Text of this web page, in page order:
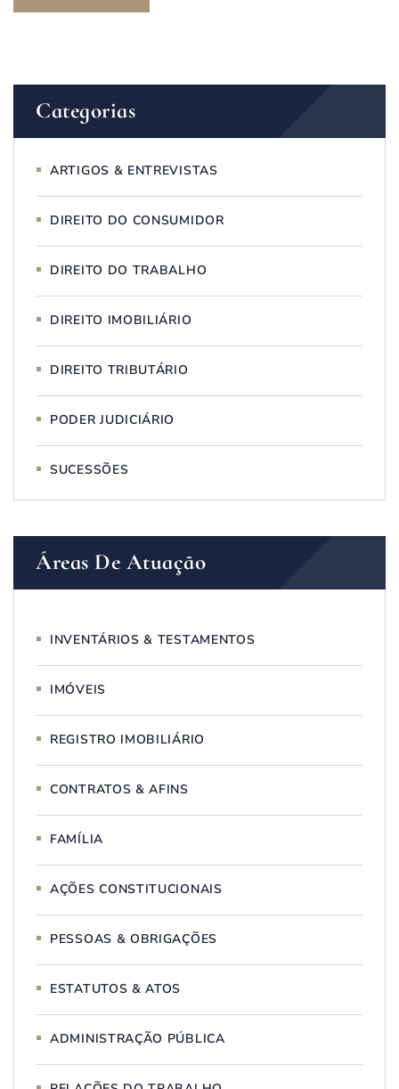
Categorias
ARTIGOS & ENTREVISTAS
DIREITO DO CONSUMIDOR
DIREITO DO TRABALHO
DIREITO IMOBILIÁRIO
DIREITO TRIBUTÁRIO
PODER JUDICIÁRIO
SUCESSÕES
Áreas De Atuação
INVENTÁRIOS & TESTAMENTOS
IMÓVEIS
REGISTRO IMOBILIÁRIO
CONTRATOS & AFINS
FAMÍLIA
AÇÕES CONSTITUCIONAIS
PESSOAS & OBRIGAÇÕES
ESTATUTOS & ATOS
ADMINISTRAÇÃO PÚBLICA